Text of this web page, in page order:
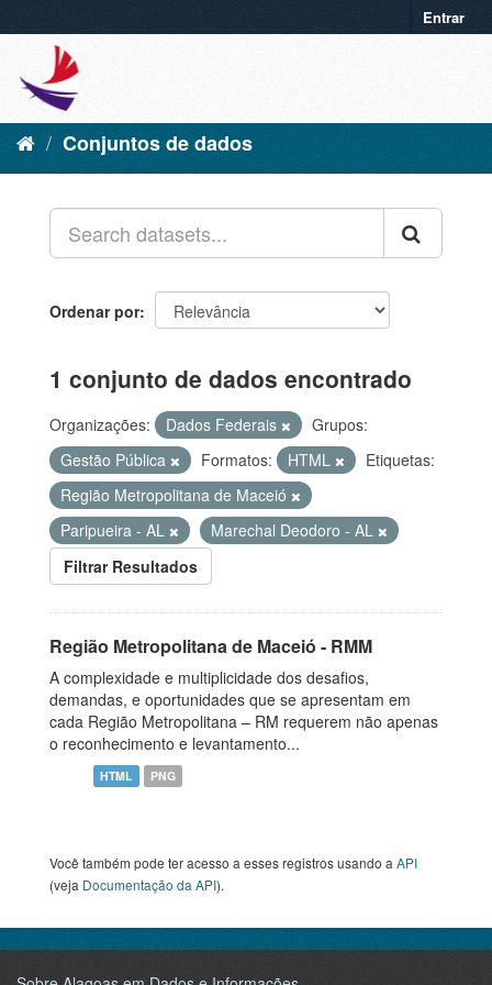
Entrar
Conjuntos de dados
Ordenar por
1 conjunto de dados encontrado
Organizações: Dados Federais
Grupos:
Gestão Pública
Formatos: HTML
Etiquetas:
Região Metropolitana de Maceió
Paripueira - AL
Marechal Deodoro - AL
Filtrar Resultados
Região Metropolitana de Maceió - RMM
A complexidade e multiplicidade dos desafios,
demandas, e oportunidades que se apresentam em
cada Região Metropolitana – RM requerem não apenas
o reconhecimento e levantamento...
HTML PNG
Você também pode ter acesso a esses registros usando a API
(veja Documentação da API).